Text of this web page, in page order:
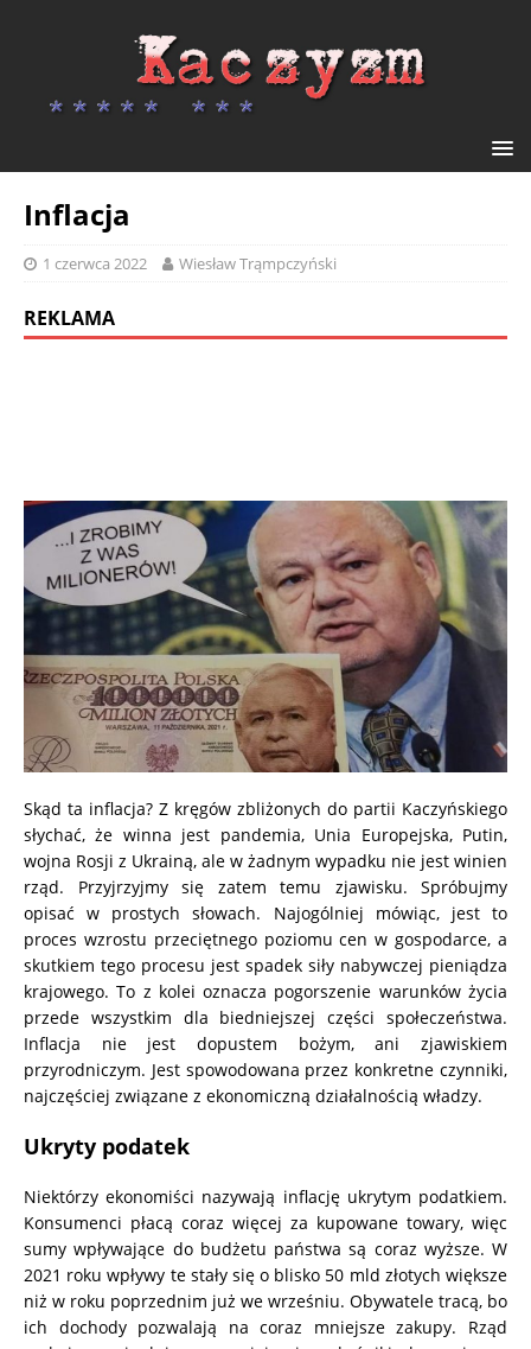
Inflacja
1 czerwca 2022 Wiesław Trąmpczyński
REKLAMA
Skąd ta inflacja? Z kręgów zbliżonych do partii Kaczyńskiego
słychać, że winna jest pandemia, Unia Europejska, Putin,
wojna Rosji z Ukrainą, ale w żadnym wypadku nie jest winien
rząd. Przyjrzyjmy się zatem temu zjawisku. Spróbujmy
opisać w prostych słowach. Najogólniej mówiąc, jest to
proces wzrostu przeciętnego poziomu cen w gospodarce, a
skutkiem tego procesu jest spadek siły nabywczej pieniądza
krajowego. To z kolei oznacza pogorszenie warunków życia
przede wszystkim dla biedniejszej części społeczeństwa.
Inflacja nie jest dopustem bożym, ani zjawiskiem
przyrodniczym. Jest spowodowana przez konkretne czynniki,
najczęściej związane z ekonomiczną działalnością władzy.
Ukryty podatek
Niektórzy ekonomiści nazywają inflację ukrytym podatkiem.
Konsumenci płacą coraz więcej za kupowane towary, więc
sumy wpływające do budżetu państwa są coraz wyższe. W
2021 roku wpływy te stały się o blisko 50 mld złotych większe
niż w roku poprzednim już we wrześniu. Obywatele tracą, bo
ich dochody pozwalają na coraz mniejsze zakupy. Rząd